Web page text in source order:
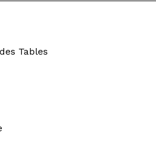
Tables